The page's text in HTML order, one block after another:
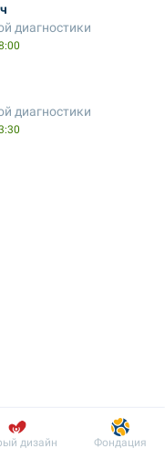
диагностики
диагностики
Пациенту
дизайн Фондация